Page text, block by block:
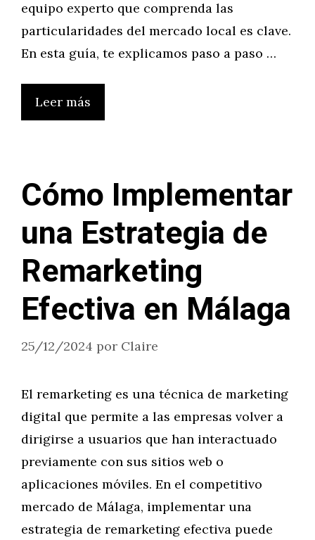
equipo experto que comprenda las
particularidades del mercado local es clave.
En esta guía, te explicamos paso a paso …
Leer más
Cómo Implementar
una Estrategia de
Remarketing
Efectiva en Málaga
25/12/2024 por Claire
El remarketing es una técnica de marketing
digital que permite a las empresas volver a
dirigirse a usuarios que han interactuado
previamente con sus sitios web o
aplicaciones móviles. En el competitivo
mercado de Málaga, implementar una
estrategia de remarketing efectiva puede